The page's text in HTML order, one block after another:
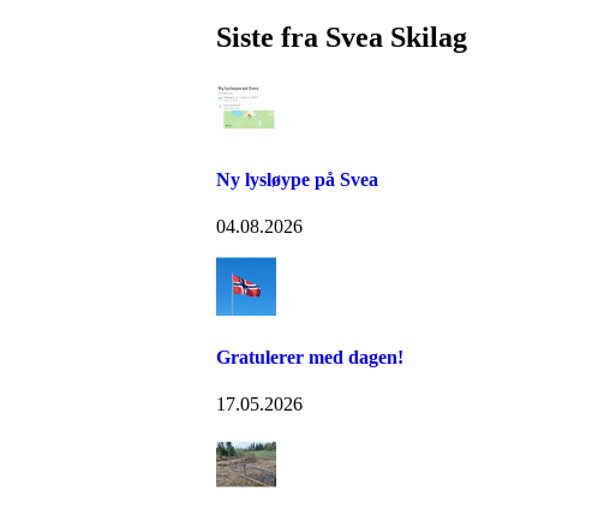
Siste fra Svea Skilag
Ny lysløype på Svea
04.08.2026
Gratulerer med dagen!
17.05.2026